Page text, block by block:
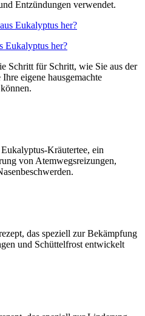
Entzündungen verwendet.
Eukalyptus her?
Schritt für Schritt, wie Sie aus der
eigene hausgemachte
Kräutertee, ein
von Atemwegsreizungen,
das speziell zur Bekämpfung
und Schüttelfrost entwickelt